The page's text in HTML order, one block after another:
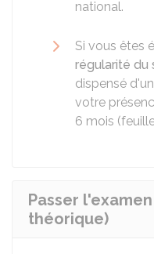
national.
Si vous êtes
régularité du
dispensé
votre
6 mois
Passer
théorique)